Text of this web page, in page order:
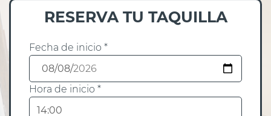
RESERVA TU TAQUILLA
Fecha de inicio *
Hora de inicio *